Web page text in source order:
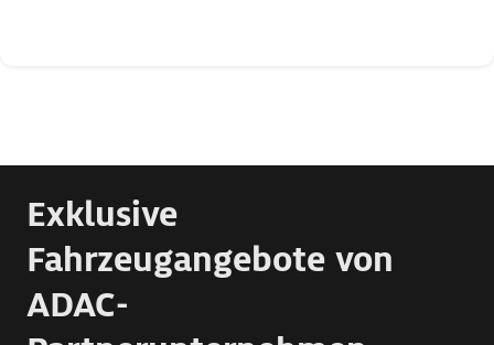
Exklusive
Fahrzeugangebote von
ADAC-